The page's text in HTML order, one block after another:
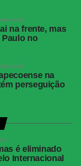
(MG)
(SC)
Silva Coelho (RJ)
André Ramalho,
(André) e
Dieguinho (Yuri
Lingard. Técnico:
atrás
na frente, mas
Paulo no
atrás
na
perseguição
é eliminado
Internacional